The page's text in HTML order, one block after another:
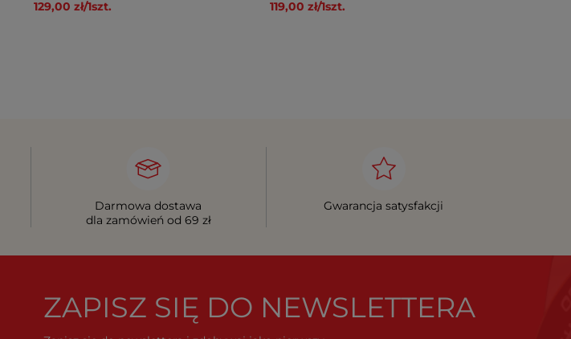
129,00 zł/1szt. 119,00 zł/1szt.
Darmowa dostawa
dla zamówień od 69 zł
Gwarancja satysfakcji
ZAPISZ SIĘ DO NEWSLETTERA